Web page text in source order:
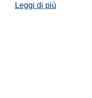
Leggi di più